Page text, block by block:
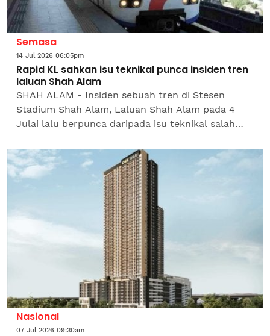
Semasa
14 Jul 2026 06:05pm
Rapid KL sahkan isu teknikal punca insiden tren
laluan Shah Alam
SHAH ALAM - Insiden sebuah tren di Stesen
Stadium Shah Alam, Laluan Shah Alam pada 4
Julai lalu berpunca daripada isu teknikal salah
konduktor kuasa,...
Nasional
07 Jul 2026 09:30am